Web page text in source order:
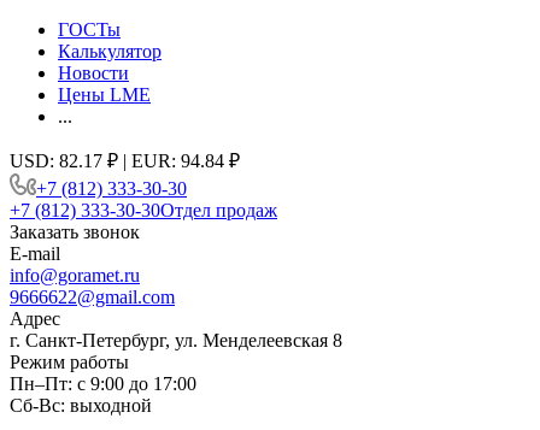
ГОСТы
Калькулятор
Новости
Цены LME
...
USD: 82.17 ₽ | EUR: 94.84 ₽
+7 (812) 333-30-30
+7 (812) 333-30-30Отдел продаж
Заказать звонок
E-mail
info@goramet.ru
9666622@gmail.com
Адрес
г. Санкт-Петербург, ул. Менделеевская 8
Режим работы
Пн–Пт: с 9:00 до 17:00
Сб-Вс: выходной